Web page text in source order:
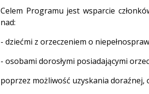
Celem Programu jest wsparcie
nad:
- dziećmi z orzeczeniem o
- osobami dorosłymi posiadającymi
poprzez możliwość uzyskania doraźnej,